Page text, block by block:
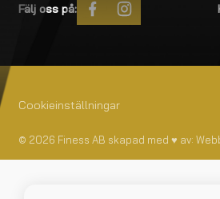
Fälj oss på:
Cookieinställningar
© 2026 Finess AB skapad med ♥ av: